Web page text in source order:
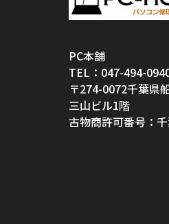
PC本舗
TEL：047-494-
〒274-0072千葉県
三山ビル1階
古物商許可番号：